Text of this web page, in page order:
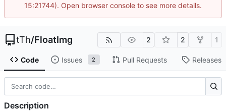
15:21744). Open browser console to see more details.
tTh/FloatImg 2 2 1
Code Issues 2 Pull Requests Releases
Description